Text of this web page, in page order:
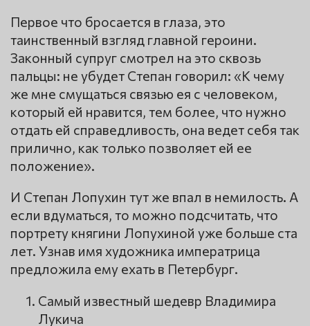
Первое что бросается в глаза, это
таинственный взгляд главной героини.
Законный супруг смотрел на это сквозь
пальцы: не убудет Степан говорил: «К чему
же мне смущаться связью ея с человеком,
который ей нравится, тем более, что нужно
отдать ей справедливость, она ведет себя так
прилично, как только позволяет ей ее
положение».
И Степан Лопухин тут же впал в немилость. А
если вдуматься, то можно подсчитать, что
портрету княгини Лопухиной уже больше ста
лет. Узнав имя художника императрица
предложила ему ехать в Петербург.
Самый известный шедевр Владимира
Лукича